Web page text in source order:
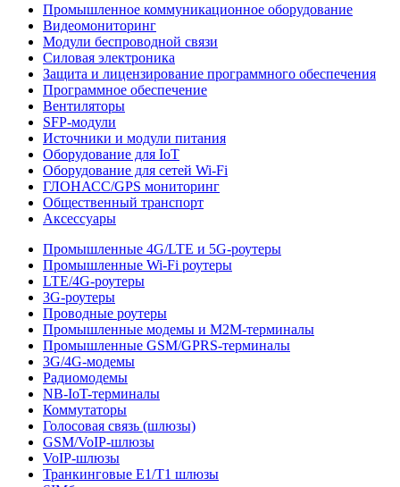
Промышленное коммуникационное оборудование
Видеомониторинг
Модули беспроводной связи
Силовая электроника
Защита и лицензирование программного обеспечения
Программное обеспечение
Вентиляторы
SFP-модули
Источники и модули питания
Оборудование для IoT
Оборудование для сетей Wi-Fi
ГЛОНАСС/GPS мониторинг
Общественный транспорт
Аксессуары
Промышленные 4G/LTE и 5G-роутеры
Промышленные Wi-Fi роутеры
LTE/4G-роутеры
3G-роутеры
Проводные роутеры
Промышленные модемы и M2M-терминалы
Промышленные GSM/GPRS-терминалы
3G/4G-модемы
Радиомодемы
NB-IoT-терминалы
Коммутаторы
Голосовая связь (шлюзы)
GSM/VoIP-шлюзы
VoIP-шлюзы
Транкинговые E1/T1 шлюзы